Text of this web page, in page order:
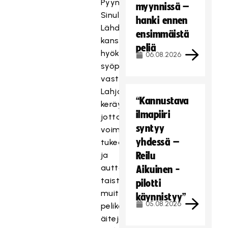
Pyyntömme
Sinulle:
Lähde
kanssamme
hyökkäykseen
syöpää
vastaan.
Lahjoita
keräykseen,
jotta
voimme
tukea
ja
auttaa
taistelussa
muita
pelikavereita,
äitejä,
myynnissä –
hanki ennen
ensimmäistä
peliä
06.08.2026
“Kannustava
ilmapiiri
syntyy
yhdessä –
Reilu
Aikuinen -
pilotti
käynnistyy”
05.08.2026